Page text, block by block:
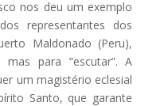
nos deu um exemplo
representantes dos
Maldonado (Peru),
mas para “escutar”. A
um magistério eclesial
Santo, que garante